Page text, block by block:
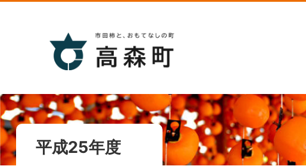
平成25年度